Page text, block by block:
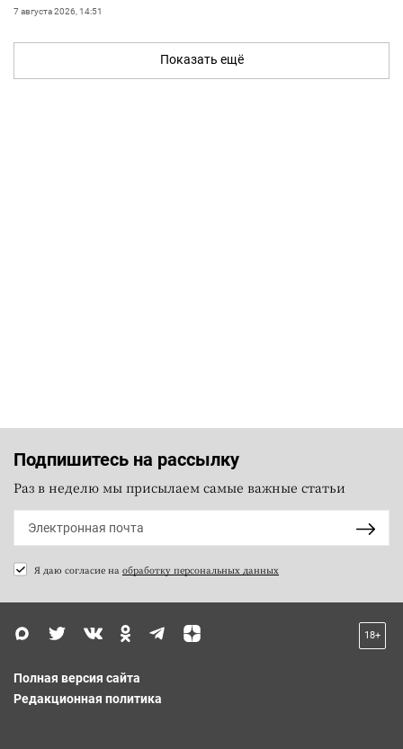
7 августа 2026, 14:51
Показать ещё
Подпишитесь на рассылку
Раз в неделю мы присылаем самые важные статьи
Я даю согласие на обработку персональных данных
18+
Полная версия сайта
Редакционная политика